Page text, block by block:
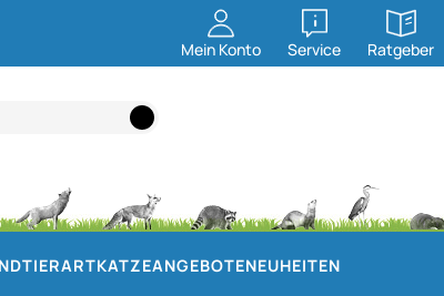
Mein Konto Service
öffnen
Ratgeber
öffnen
TIERARTKATZEANGEBOTENEUHEITEN